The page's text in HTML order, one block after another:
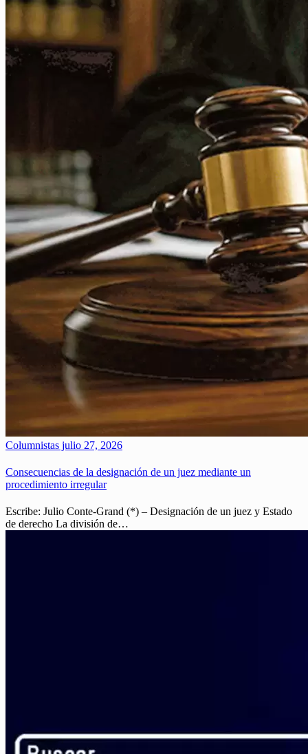
Columnistas julio 27, 2026
Consecuencias de la designación de un juez mediante un
procedimiento irregular
Escribe: Julio Conte-Grand (*) – Designación de un juez y Estado
de derecho La división de…